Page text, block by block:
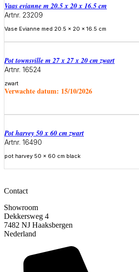
Vaas evianne m 20.5 x 20 x 16.5 cm
Artnr. 23209
Vase Evianne med 20.5 x 20 x 16.5 cm
Pot townsville m 27 x 27 x 20 cm zwart
Artnr. 16524
zwart
Verwachte datum: 15/10/2026
Pot harvey 50 x 60 cm zwart
Artnr. 16490
pot harvey 50 x 60 cm black
Meer informatie
Contact
Showroom
Dekkersweg 4
7482 NJ Haaksbergen
Nederland